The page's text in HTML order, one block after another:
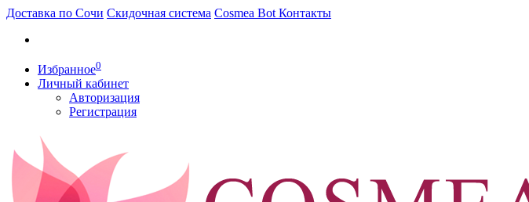
Доставка по Сочи Скидочная система Cosmea Bot Контакты
Избранное0
Личный кабинет
Авторизация
Регистрация